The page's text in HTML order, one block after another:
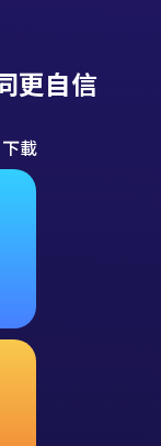
更自信
載